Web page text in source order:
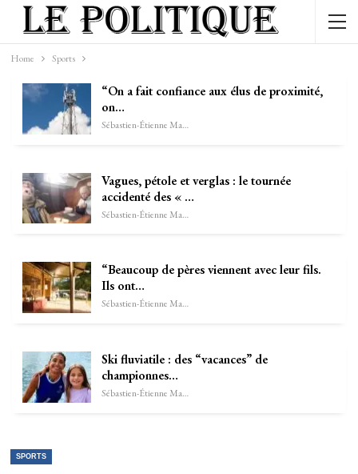
Home Sports
“On a fait confiance aux élus de proximité,
on…
Sébastien-Étienne Marechal
Vagues, pétole et verglas : le tournée
accidenté des « …
Sébastien-Étienne Marechal
“Beaucoup de pères viennent avec leur fils.
Ils ont…
Sébastien-Étienne Marechal
Ski fluviatile : des “vacances” de
championnes…
Sébastien-Étienne Marechal
SPORTS